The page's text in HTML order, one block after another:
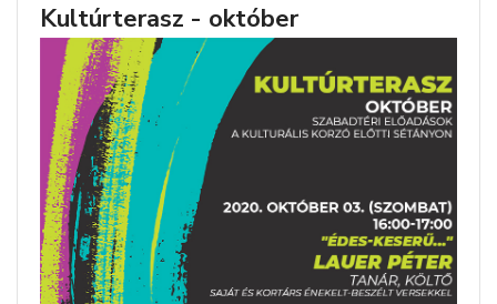
Kultúrterasz - október